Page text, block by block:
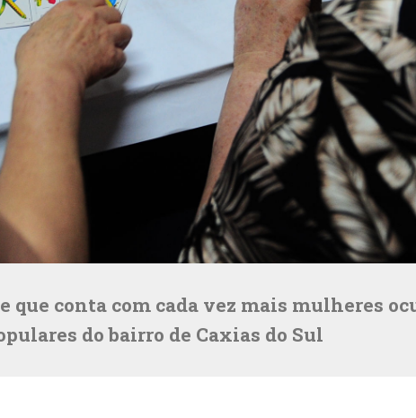
que conta com cada vez mais mulheres
do bairro de Caxias do Sul